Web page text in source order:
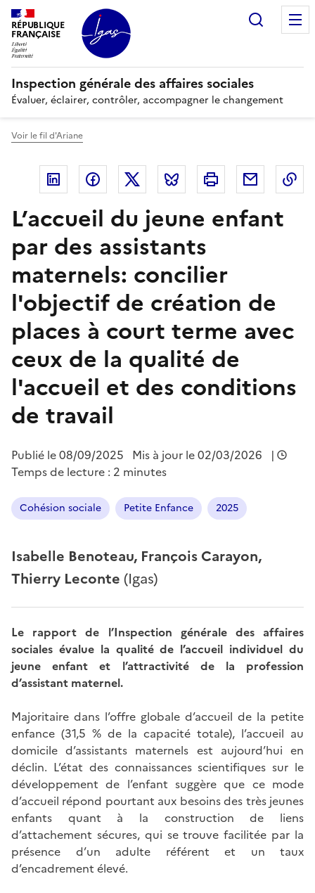
Panneau de gestion des cookies
RÉPUBLIQUE
FRANÇAISE
Inspection générale des affaires sociales
Évaluer, éclairer, contrôler, accompagner le changement
Voir le fil d'Ariane
Linkedin FacebookTwitter Bluesky Imprimer Courriel
L’accueil du jeune enfant
par des assistants
maternels: concilier
l'objectif de création de
places à court terme avec
ceux de la qualité de
l'accueil et des conditions
de travail
Publié le08/09/2025 Mis à jour le 02/03/2026
|
Temps de lecture : 2 minutes
Cohésion sociale Petite Enfance 2025
Isabelle Benoteau, François Carayon,
Thierry Leconte (Igas)
Le rapport de l’Inspection générale des affaires
sociales évalue la qualité de l’accueil individuel du
jeune enfant et l’attractivité de la profession
d’assistant maternel.
Majoritaire dans l’offre globale d’accueil de la petite
enfance (31,5 % de la capacité totale), l’accueil au
domicile d’assistants maternels est aujourd’hui en
déclin. L’état des connaissances scientifiques sur le
développement de l’enfant suggère que ce mode
d’accueil répond pourtant aux besoins des très jeunes
enfants quant à la construction de liens
d’attachement sécures, qui se trouve facilitée par la
présence d’un adulte référent et un taux
d’encadrement élevé.